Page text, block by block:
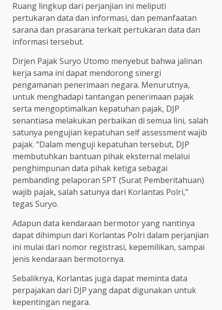
Ruang lingkup dari perjanjian ini meliputi
pertukaran data dan informasi, dan pemanfaatan
sarana dan prasarana terkait pertukaran data dan
informasi tersebut.
Dirjen Pajak Suryo Utomo menyebut bahwa jalinan
kerja sama ini dapat mendorong sinergi
pengamanan penerimaan negara. Menurutnya,
untuk menghadapi tantangan penerimaan pajak
serta mengoptimalkan kepatuhan pajak, DJP
senantiasa melakukan perbaikan di semua lini, salah
satunya pengujian kepatuhan self assessment wajib
pajak. “Dalam menguji kepatuhan tersebut, DJP
membutuhkan bantuan pihak eksternal melalui
penghimpunan data pihak ketiga sebagai
pembanding pelaporan SPT (Surat Pemberitahuan)
wajib pajak, salah satunya dari Korlantas Polri,”
tegas Suryo.
Adapun data kendaraan bermotor yang nantinya
dapat dihimpun dari Korlantas Polri dalam perjanjian
ini mulai dari nomor registrasi, kepemilikan, sampai
jenis kendaraan bermotornya.
Sebaliknya, Korlantas juga dapat meminta data
perpajakan dari DJP yang dapat digunakan untuk
kepentingan negara.